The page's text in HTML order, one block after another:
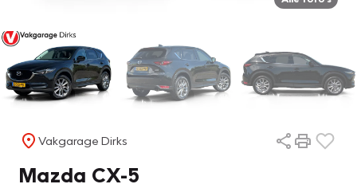
Vakgarage Dirks
Mazda CX-5